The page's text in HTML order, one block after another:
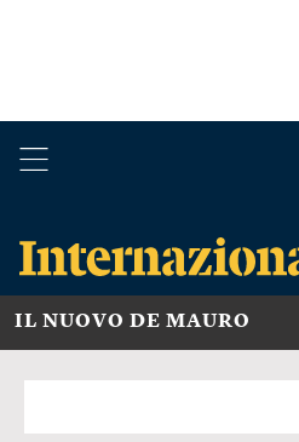
IL NUOVO DE MAURO